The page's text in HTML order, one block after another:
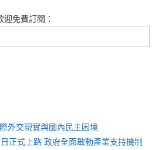
免費訂閱：
外交現實與國內民主困境
正式上路 政府全面啟動產業支持機制